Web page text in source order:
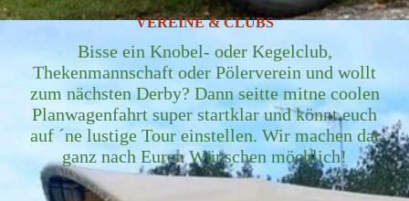
VEREINE & CLUBS
Bisse ein Knobel- oder Kegelclub,
Thekenmannschaft oder Pölerverein und wollt
zum nächsten Derby? Dann seitte mitne coolen
Planwagenfahrt super startklar und könnt euch
auf ´ne lustige Tour einstellen. Wir machen dat
ganz nach Euren Wünschen möchlich!